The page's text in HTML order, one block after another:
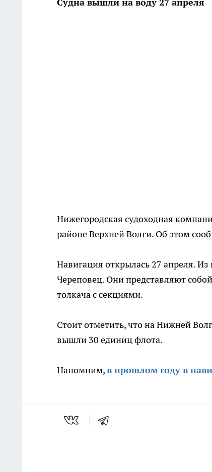
Нижегородская судоходная
районе Верхней Волги. Об этом
Навигация открылась 27 апреля.
Череповец. Они представляют
толкача с секциями.
Стоит отметить, что на Нижней
вышли 30 единиц флота.
Напомним,в прошлом году в